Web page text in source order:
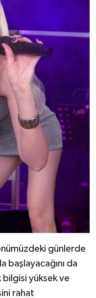
günlerde
başlayacağını da
bilgisi yüksek ve
rahat